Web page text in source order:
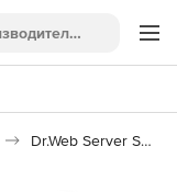
Dr.Web Server Security Suite Base Price